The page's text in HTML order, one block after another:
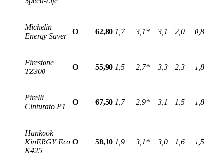
Michelin
Energy Saver
O 62,80 1,7 3,1* 3,1 2,0 0,8
Firestone
TZ300
O 55,90 1,5 2,7* 3,3 2,3 1,8
Pirelli
Cinturato P1
O 67,50 1,7 2,9* 3,1 1,5 1,8
Hankook
KinERGY Eco
K425
O 58,10 1,9 3,1* 3,0 1,6 1,5